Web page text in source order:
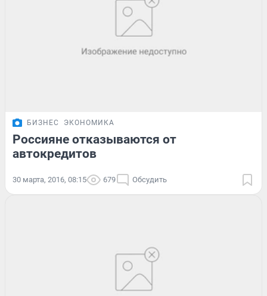
БИЗНЕС ЭКОНОМИКА
Россияне отказываются от
автокредитов
30 марта, 2016, 08:15 679 Обсудить